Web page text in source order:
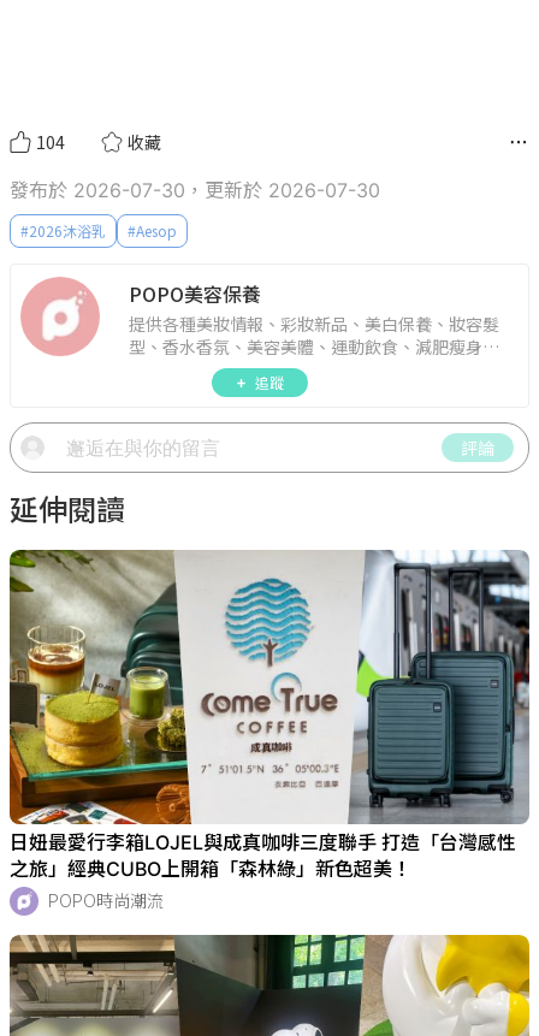
104 收藏
發布於 2026-07-30，更新於 2026-07-30
#2026沐浴乳 #Aesop
POPO美容保養
提供各種美妝情報、彩妝新品、美白保養、妝容髮
型、香水香氛、美容美體、運動飲食、減肥瘦身、
週年慶資訊。
追蹤
評論
延伸閱讀
日妞最愛行李箱LOJEL與成真咖啡三度聯手 打造「台灣感性
之旅」經典CUBO上開箱「森林綠」新色超美！
POPO時尚潮流